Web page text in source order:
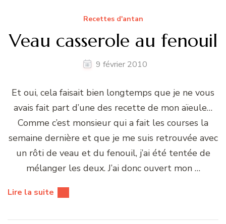
Recettes d'antan
Veau casserole au fenouil
9 février 2010
Et oui, cela faisait bien longtemps que je ne vous
avais fait part d’une des recette de mon aïeule…
Comme c’est monsieur qui a fait les courses la
semaine dernière et que je me suis retrouvée avec
un rôti de veau et du fenouil, j’ai été tentée de
mélanger les deux. J’ai donc ouvert mon …
Lire la suite